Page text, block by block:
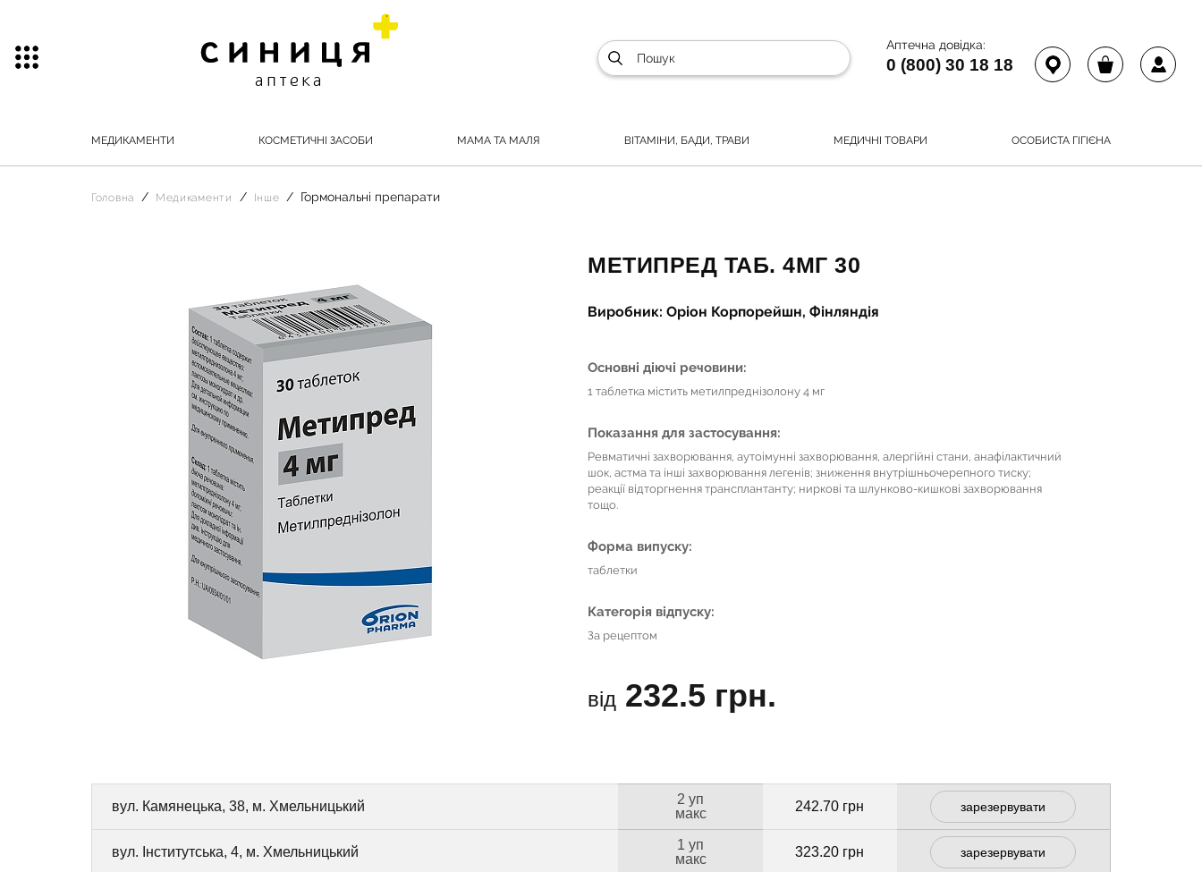
Аптечна довідка:
0 (800) 30 18 18
МЕДИКАМЕНТИ КОСМЕТИЧНІ ЗАСОБИ МАМА ТА МАЛЯ ВІТАМІНИ, БАДИ, ТРАВИ МЕДИЧНІ ТОВАРИ ОСОБИСТА ГІГІЄНА
Головна Медикаменти Інше Гормональні препарати
МЕТИПРЕД ТАБ. 4МГ 30
Виробник: Оріон Корпорейшн, Фінляндія
Основні діючі речовини:
1 таблетка містить метилпреднізолону 4 мг
Показання для застосування:
Ревматичні захворювання, аутоімунні захворювання, алергійні стани, анафілактичний
шок, астма та інші захворювання легенів; зниження внутрішньочерепного тиску;
реакції відторгнення трансплантанту; ниркові та шлунково-кишкові захворювання
тощо.
Форма випуску:
таблетки
Категорія відпуску:
За рецептом
від 232.5 грн.
вул. Камянецька, 38, м. Хмельницький
2 уп
макс
242.70 грн зарезервувати
вул. Інститутська, 4, м. Хмельницький
1 уп
макс
323.20 грн зарезервувати